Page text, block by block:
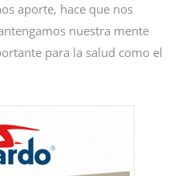
aporte, hace que nos
nuestra mente
para la salud como el